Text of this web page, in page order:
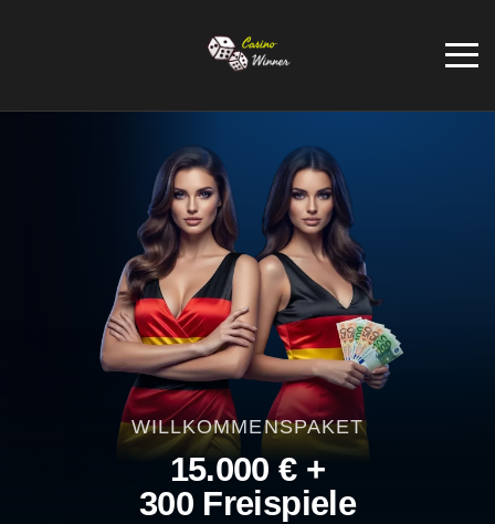
WILLKOMMENSPAKET
15.000 € +
300 Freispiele